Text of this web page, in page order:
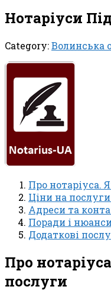
Нотаріуси
Category:Волинська
Про нотаріуса.
Ціни на
Адреси та
Поради і
Додаткові
Про
послуги